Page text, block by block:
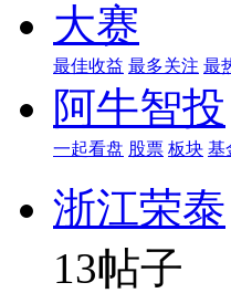
大赛
最佳收益 最多关注 最
阿牛智投
一起看盘 股票 板块 基
浙江荣泰
13帖子